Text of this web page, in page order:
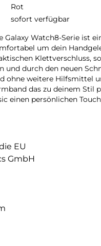
Rot
sofort verfügbar
Galaxy Watch8-Serie ist
um dein
Klettverschluss,
und durch den neuen
ohne weitere Hilfsmittel
das zu deinem Stil
einen persönlichen
EU
GmbH